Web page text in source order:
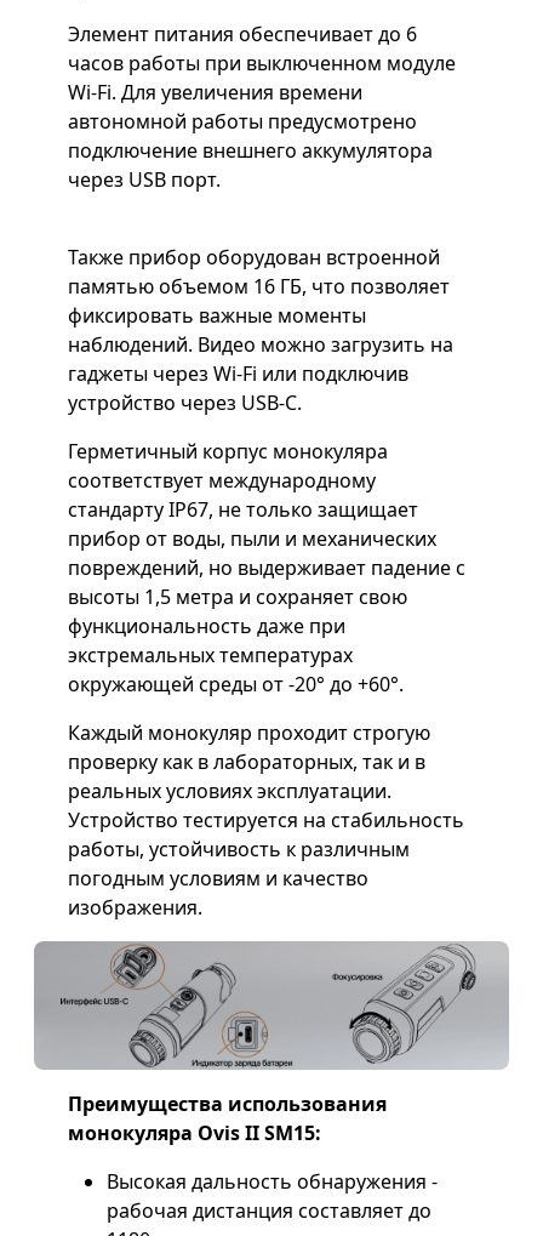
Элемент питания обеспечивает до 6
часов работы при выключенном модуле
Wi-Fi. Для увеличения времени
автономной работы предусмотрено
подключение внешнего аккумулятора
через USB порт.
Также прибор оборудован встроенной
памятью объемом 16 ГБ, что позволяет
фиксировать важные моменты
наблюдений. Видео можно загрузить на
гаджеты через Wi-Fi или подключив
устройство через USB-C.
Герметичный корпус монокуляра
соответствует международному
стандарту IP67, не только защищает
прибор от воды, пыли и механических
повреждений, но выдерживает падение с
высоты 1,5 метра и сохраняет свою
функциональность даже при
экстремальных температурах
окружающей среды от -20° до +60°.
Каждый монокуляр проходит строгую
проверку как в лабораторных, так и в
реальных условиях эксплуатации.
Устройство тестируется на стабильность
работы, устойчивость к различным
погодным условиям и качество
изображения.
Преимущества использования
монокуляра Ovis II SM15:
Высокая дальность обнаружения -
рабочая дистанция составляет до